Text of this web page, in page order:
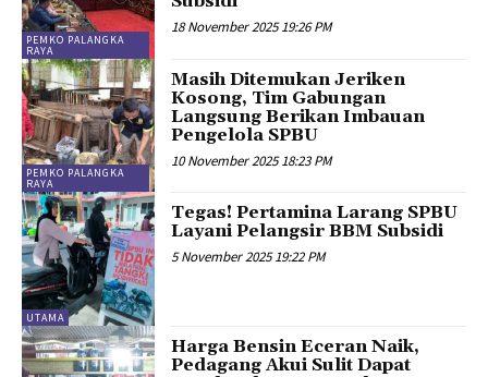
PEMKO PALANGKA
RAYA
18 November 2025 19:26 PM
PEMKO PALANGKA
RAYA
Masih Ditemukan Jeriken
Kosong, Tim Gabungan
Langsung Berikan Imbauan
Pengelola SPBU
10 November 2025 18:23 PM
UTAMA
Tegas! Pertamina Larang SPBU
Layani Pelangsir BBM Subsidi
5 November 2025 19:22 PM
Harga Bensin Eceran Naik,
Pedagang Akui Sulit Dapat